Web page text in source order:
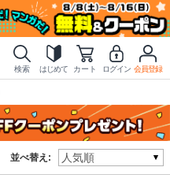
検索 はじめて カート ログイン 会員登録
並べ替え: